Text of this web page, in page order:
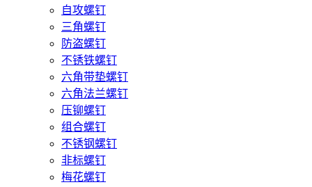
自攻螺钉
三角螺钉
防盗螺钉
不锈铁螺钉
六角带垫螺钉
六角法兰螺钉
压铆螺钉
组合螺钉
不锈钢螺钉
非标螺钉
梅花螺钉